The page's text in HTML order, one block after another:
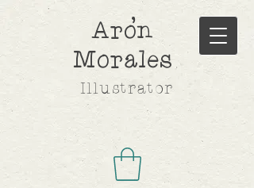
Aron
Morales
Illustrator
,